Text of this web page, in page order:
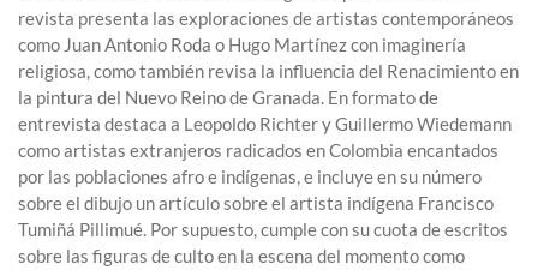
revista presenta las exploraciones de artistas contemporáneos
como Juan Antonio Roda o Hugo Martínez con imaginería
religiosa, como también revisa la influencia del Renacimiento en
la pintura del Nuevo Reino de Granada. En formato de
entrevista destaca a Leopoldo Richter y Guillermo Wiedemann
como artistas extranjeros radicados en Colombia encantados
por las poblaciones afro e indígenas, e incluye en su número
sobre el dibujo un artículo sobre el artista indígena Francisco
Tumiñá Pillimué. Por supuesto, cumple con su cuota de escritos
sobre las figuras de culto en la escena del momento como